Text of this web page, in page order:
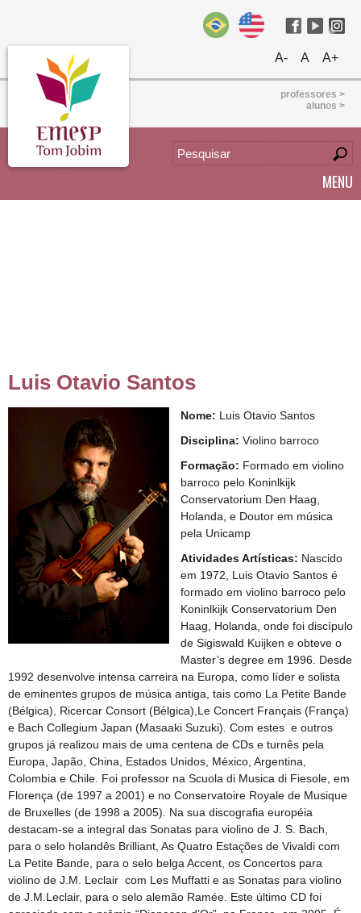
A- A A+
professores >
alunos >
MENU
Luis Otavio Santos
Nome: Luis Otavio Santos
Disciplina: Violino barroco
Formação: Formado em violino
barroco pelo Koninlkijk
Conservatorium Den Haag,
Holanda, e Doutor em música
pela Unicamp
Atividades Artísticas: Nascido
em 1972, Luis Otavio Santos é
formado em violino barroco pelo
Koninlkijk Conservatorium Den
Haag, Holanda, onde foi discípulo
de Sigiswald Kuijken e obteve o
Master’s degree em 1996. Desde
1992 desenvolve intensa carreira na Europa, como líder e solista
de eminentes grupos de música antiga, tais como La Petite Bande
(Bélgica), Ricercar Consort (Bélgica),Le Concert Français (França)
e Bach Collegium Japan (Masaaki Suzuki). Com estes e outros
grupos já realizou mais de uma centena de CDs e turnês pela
Europa, Japão, China, Estados Unidos, México, Argentina,
Colombia e Chile. Foi professor na Scuola di Musica di Fiesole, em
Florença (de 1997 a 2001) e no Conservatoire Royale de Musique
de Bruxelles (de 1998 a 2005). Na sua discografia européia
destacam-se a integral das Sonatas para violino de J. S. Bach,
para o selo holandês Brilliant, As Quatro Estações de Vivaldi com
La Petite Bande, para o selo belga Accent, os Concertos para
violino de J.M. Leclair com Les Muffatti e as Sonatas para violino
de J.M.Leclair, para o selo alemão Ramée. Este último CD foi